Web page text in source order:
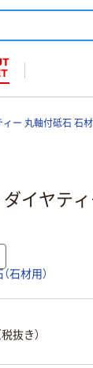
ー 丸軸付砥石 石
イヤテ
石材用）
抜き）